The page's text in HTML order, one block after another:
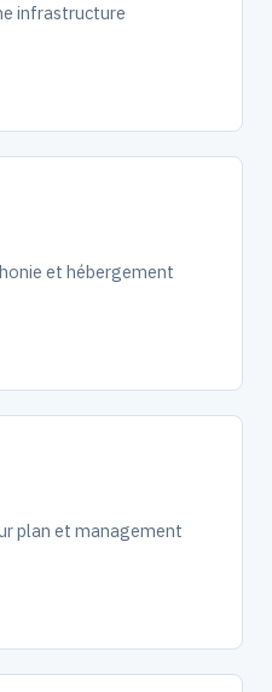
infrastructure
et hébergement
plan et management